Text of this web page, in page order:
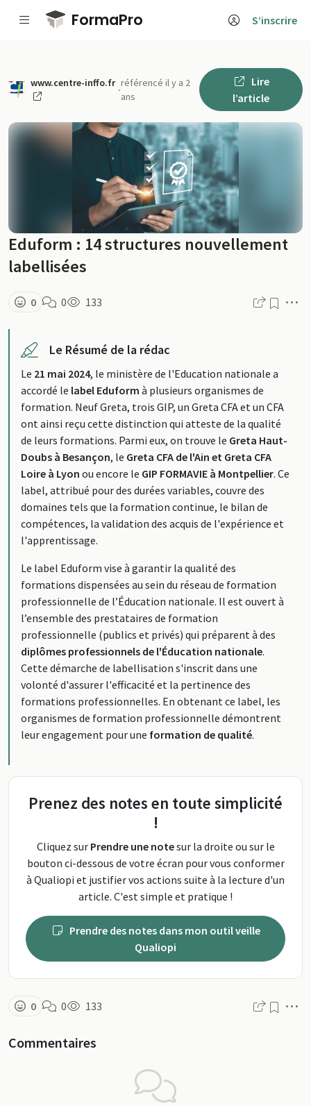
Passer au contenu principal
FormaPro S’inscrire
www.centre-inffo.fr
·
référencé il y a 2
ans
Lire
l’article
Eduform : 14 structures nouvellement
labellisées
0 0 133
Le Résumé de la rédac
Le 21 mai 2024, le ministère de l'Education nationale a
accordé le label Eduform à plusieurs organismes de
formation. Neuf Greta, trois GIP, un Greta CFA et un CFA
ont ainsi reçu cette distinction qui atteste de la qualité
de leurs formations. Parmi eux, on trouve le Greta Haut-
Doubs à Besançon, le Greta CFA de l'Ain et Greta CFA
Loire à Lyon ou encore le GIP FORMAVIE à Montpellier. Ce
label, attribué pour des durées variables, couvre des
domaines tels que la formation continue, le bilan de
compétences, la validation des acquis de l'expérience et
l'apprentissage.
Le label Eduform vise à garantir la qualité des
formations dispensées au sein du réseau de formation
professionnelle de l’Éducation nationale. Il est ouvert à
l’ensemble des prestataires de formation
professionnelle (publics et privés) qui préparent à des
diplômes professionnels de l'Éducation nationale.
Cette démarche de labellisation s'inscrit dans une
volonté d'assurer l'efficacité et la pertinence des
formations professionnelles. En obtenant ce label, les
organismes de formation professionnelle démontrent
leur engagement pour une formation de qualité.
Prenez des notes en toute simplicité
!
Cliquez sur Prendre une notesur la droite ou sur le
bouton ci-dessous de votre écran pour vous conformer
à Qualiopi et justifier vos actions suite à la lecture d'un
article. C'est simple et pratique !
Qualiopi
0 0 133
Commentaires